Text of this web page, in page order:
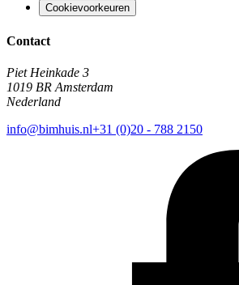
Cookievoorkeuren
Contact
Piet Heinkade 3
1019 BR Amsterdam
Nederland
info@bimhuis.nl+31 (0)20 - 788 2150